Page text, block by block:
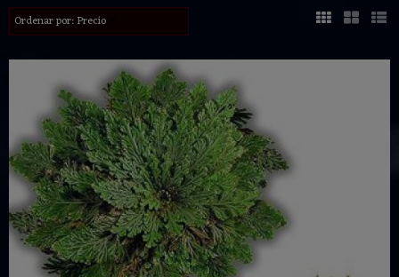
Ordenar por:Precio